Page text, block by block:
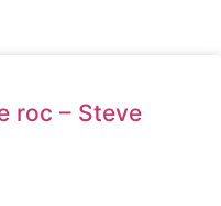
roc – Steve